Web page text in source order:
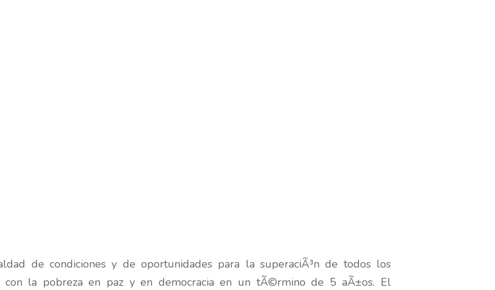
de condiciones y de oportunidades para la superaciÃ³n de todos los
con la pobreza en paz y en democracia en un tÃ©rmino de 5 aÃ±os. El